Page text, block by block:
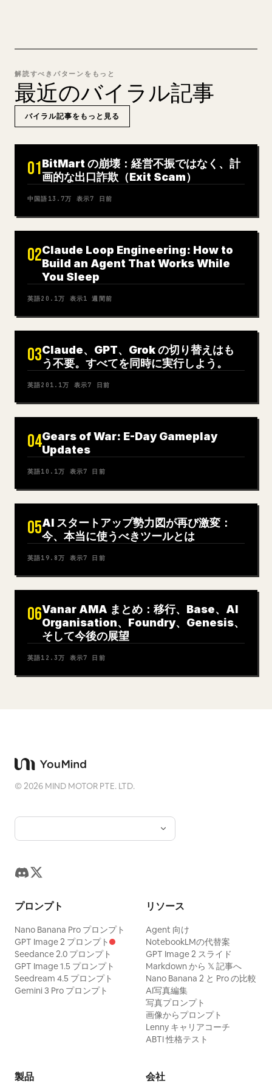
解読すべきパターンをもっと
最近のバイラル記事
バイラル記事をもっと見る
01BitMart の崩壊：経営不振ではなく、計
画的な出口詐欺（Exit Scam）
中国語 13.7万 表示7 日前
02Claude Loop Engineering: How to
Build an Agent That Works While
You Sleep
英語20.1万 表示1 週間前
03Claude、GPT、Grok の切り替えはも
う不要。すべてを同時に実行しよう。
英語201.1万 表示7 日前
04Gears of War: E-Day Gameplay
Updates
英語10.1万 表示7 日前
05AI スタートアップ勢力図が再び激変：
今、本当に使うべきツールとは
英語19.8万 表示7 日前
06Vanar AMA まとめ：移行、Base、AI
Organisation、Foundry、Genesis、
そして今後の展望
英語12.3万 表示7 日前
©2026 MIND MOTOR PTE. LTD.
プロンプト
Nano Banana Pro プロンプト
GPT Image 2 プロンプト
Seedance 2.0 プロンプト
GPT Image 1.5 プロンプト
Seedream 4.5 プロンプト
Gemini 3 Pro プロンプト
リソース
Agent 向け
NotebookLMの代替案
GPT Image 2 スライド
Markdown から 𝕏 記事へ
Nano Banana 2 と Pro の比較
AI写真編集
写真プロンプト
画像からプロンプト
Lenny キャリアコーチ
ABTI 性格テスト
製品 会社